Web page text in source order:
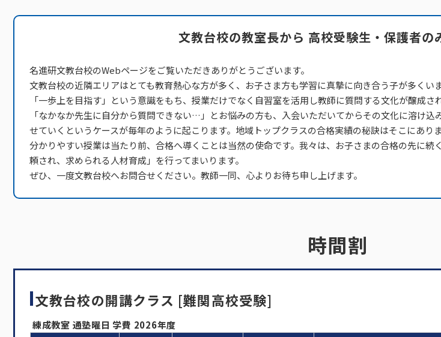
文教台校の教室長から 高校受験生・保護者の
名進研文教台校のWebページをご覧いただきありがとうございます。
文教台校の近隣エリアはとても教育熱心な方が多く、お子さま方も学習に真摯に向き合う子が多くいま
「一歩上を目指す」という意識をもち、授業だけでなく自習室を活用し教師に質問する文化が醸成さ
「なかなか先生に自分から質問できない…」とお悩みの方も、入会いただいてからその文化に溶け
せていくというケースが毎年のように起こります。地域トップクラスの合格実績の秘訣はそこにありま
分かりやすい授業は当たり前、合格へ導くことは当然の使命です。我々は、お子さまの合格の先に
頼され、求められる人材育成」を行ってまいります。
ぜひ、一度文教台校へお問合せください。教師一同、心よりお待ち申し上げます。
時間割
文教台校の開講クラス [難関高校受験]
練成教室 通塾曜日 学費 2026年度